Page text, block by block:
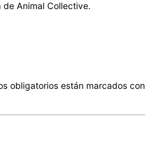
Animal Collective.
obligatorios están marcados con